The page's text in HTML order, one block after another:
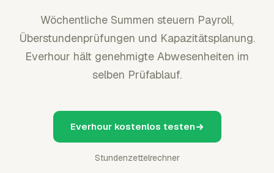
Wöchentliche Summen steuern Payroll,
Überstundenprüfungen und Kapazitätsplanung.
Everhour hält genehmigte Abwesenheiten im
selben Prüfablauf.
Everhour kostenlos testen
Stundenzettelrechner